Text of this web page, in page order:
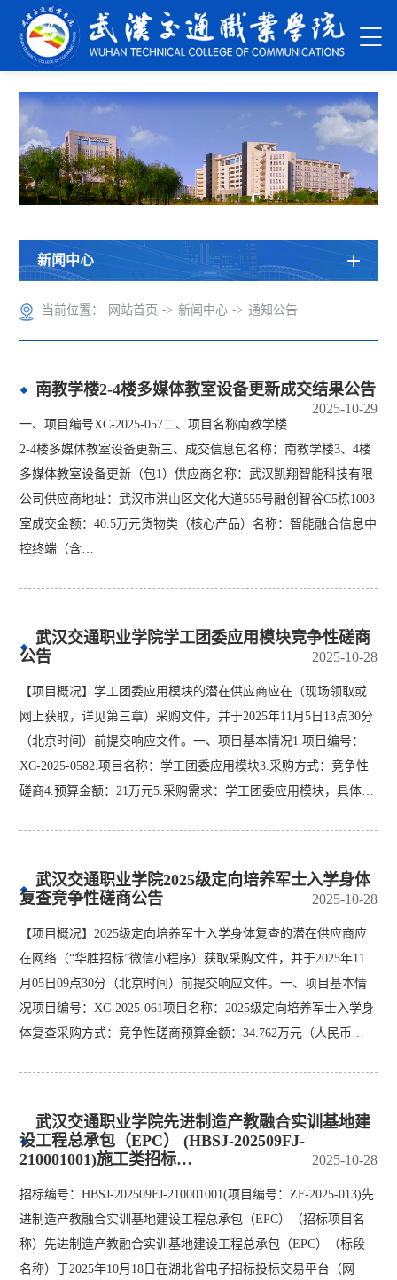
新闻中心
当前位置： 网站首页 -> 新闻中心 -> 通知公告
南教学楼2-4楼多媒体教室设备更新成交结果公告
2025-10-29
一、项目编号XC-2025-057二、项目名称南教学楼
2-4楼多媒体教室设备更新三、成交信息包名称：南教学楼3、4楼
多媒体教室设备更新（包1）供应商名称：武汉凯翔智能科技有限
公司供应商地址：武汉市洪山区文化大道555号融创智谷C5栋1003
室成交金额：40.5万元货物类（核心产品）名称：智能融合信息中
控终端（含…
武汉交通职业学院学工团委应用模块竞争性磋商
公告
2025-10-28
【项目概况】学工团委应用模块的潜在供应商应在（现场领取或
网上获取，详见第三章）采购文件，并于2025年11月5日13点30分
（北京时间）前提交响应文件。一、项目基本情况1.项目编号：
XC-2025-0582.项目名称：学工团委应用模块3.采购方式：竞争性
磋商4.预算金额：21万元5.采购需求：学工团委应用模块，具体…
武汉交通职业学院2025级定向培养军士入学身体
复查竞争性磋商公告
2025-10-28
【项目概况】2025级定向培养军士入学身体复查的潜在供应商应
在网络（“华胜招标”微信小程序）获取采购文件，并于2025年11
月05日09点30分（北京时间）前提交响应文件。一、项目基本情
况项目编号：XC-2025-061项目名称：2025级定向培养军士入学身
体复查采购方式：竞争性磋商预算金额：34.762万元（人民币…
武汉交通职业学院先进制造产教融合实训基地建
设工程总承包（EPC） (HBSJ-202509FJ-
210001001)施工类招标…
2025-10-28
招标编号：HBSJ-202509FJ-210001001(项目编号：ZF-2025-013)先
进制造产教融合实训基地建设工程总承包（EPC）（招标项目名
称）先进制造产教融合实训基地建设工程总承包（EPC）（标段
名称）于2025年10月18日在湖北省电子招标投标交易平台（网